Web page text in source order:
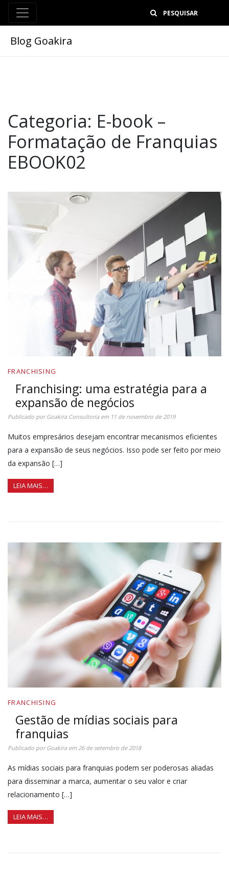
Blog Goakira
Categoria: E-book –
Formatação de Franquias
EBOOK02
FRANCHISING
Franchising: uma estratégia para a
expansão de negócios
Publicado porGoakira Consultoriaem 11 de novembro de 2019
Muitos empresários desejam encontrar mecanismos eficientes
para a expansão de seus negócios. Isso pode ser feito por meio
da expansão […]
LEIA MAIS…
FRANCHISING
Gestão de mídias sociais para
franquias
Publicado porGoakiraem26 de setembro de 2018
As mídias sociais para franquias podem ser poderosas aliadas
para disseminar a marca, aumentar o seu valor e criar
relacionamento […]
LEIA MAIS…